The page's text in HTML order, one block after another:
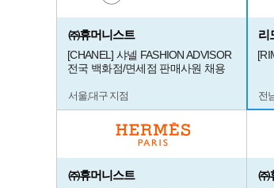
㈜휴머니스트
[CHANEL] 샤넬 FASHION ADVISOR
전국 백화점/면세점 판매사원 채용
서울,대구 지점
리
전
㈜휴머니스트 ㈜